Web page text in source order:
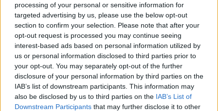
processing of your personal or sensitive information for
targeted advertising by us, please use the below opt-out
section to confirm your selection. Please note that after your
opt-out request is processed you may continue seeing
interest-based ads based on personal information utilized by
us or personal information disclosed to third parties prior to
your opt-out. You may separately opt-out of the further
disclosure of your personal information by third parties on the
IAB’s list of downstream participants. This information may
also be disclosed by us to third parties on the IAB’s List of
Downstream Participants that may further disclose it to other
Continua a leggere
NEWS E ATTUALITÀ